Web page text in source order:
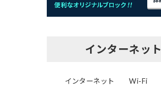
インターネット
インターネット Wi-Fi